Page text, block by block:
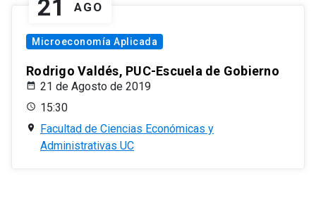
21 AGO
Microeconomía Aplicada
Rodrigo Valdés, PUC-Escuela de Gobierno
21 de Agosto de 2019
15:30
Facultad de Ciencias Económicas y
Administrativas UC